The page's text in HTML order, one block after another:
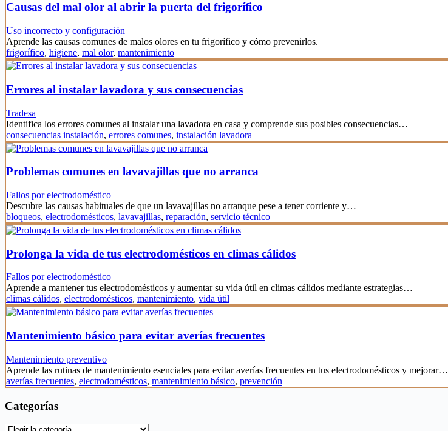
Causas del mal olor al abrir la puerta del frigorífico
Uso incorrecto y configuración
Aprende las causas comunes de malos olores en tu frigorífico y cómo prevenirlos.
frigorífico, higiene, mal olor, mantenimiento
Errores al instalar lavadora y sus consecuencias
Tradesa
Identifica los errores comunes al instalar una lavadora en casa y comprende sus posibles consecuencias…
consecuencias instalación, errores comunes, instalación lavadora
Problemas comunes en lavavajillas que no arranca
Fallos por electrodoméstico
Descubre las causas habituales de que un lavavajillas no arranque pese a tener corriente y…
bloqueos, electrodomésticos, lavavajillas, reparación, servicio técnico
Prolonga la vida de tus electrodomésticos en climas cálidos
Fallos por electrodoméstico
Aprende a mantener tus electrodomésticos y aumentar su vida útil en climas cálidos mediante estrategias…
climas cálidos, electrodomésticos, mantenimiento, vida útil
Mantenimiento básico para evitar averías frecuentes
Mantenimiento preventivo
Aprende las rutinas de mantenimiento esenciales para evitar averías frecuentes en tus electrodomésticos y mejorar…
averías frecuentes, electrodomésticos, mantenimiento básico, prevención
Categorías
Categorías